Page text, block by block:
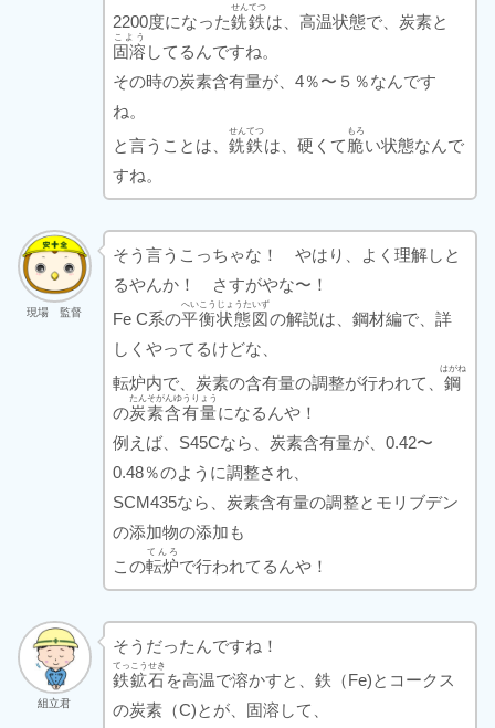
2200度になった銑鉄
せんてつ
は、高温状態で、炭素と
固溶
こよう
してるんですね。
その時の炭素含有量が、4％〜５％なんです
ね。
と言うことは、 銑鉄
せんてつ
は、硬くて脆
もろ
い状態なんで
すね。
現場 監督
そう言うこっちゃな！ やはり、よく理解しと
るやんか！ さすがやな〜！
Fe C系の平衡状態図
へいこうじょうたいず
の解説は、鋼材編で、詳
しくやってるけどな、
転炉内で、炭素の含有量の調整が行われて、 鋼
はがね
の炭素含有量
たんそがんゆうりょう
になるんや！
例えば、S45Cなら、炭素含有量が、0.42〜
0.48％のように調整され、
SCM435なら、炭素含有量の調整とモリブデン
の添加物の添加も
この転炉
てんろ
で行われてるんや！
組立君
そうだったんですね！
鉄鉱石
てっこうせき
を高温で溶かすと、鉄（Fe)とコークス
の炭素（C)とが、固溶して、